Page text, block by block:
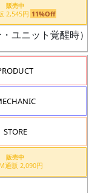
販売中
DMM通販 2,545円 11%Off
ユニット覚醒時）
STORE
販売中
DMM通販 2,090円